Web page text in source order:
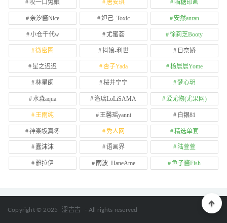
咬一口兔娘 唐安琪 喵糖印画
奈汐酱Nice 妲己_Toxic 安然anran
小仓千代w 尤蜜荟 徐莉芝Booty
微密圈 抖娘-利世 日奈娇
星之迟迟 杏子Yada 杨晨晨Yome
林星阑 桜井宁宁 梦心玥
水淼aqua 洛璃LoLiSAMA 爱尤物(尤果网)
王雨纯 王馨瑶yanni 白银81
神楽坂真冬 秀人网 精选单套
蠢沫沫 语画界 陆萱萱
雅拉伊 雨波_HaneAme 鱼子酱Fish
Copyright © 2025 涩吉吉 - All rights reserved